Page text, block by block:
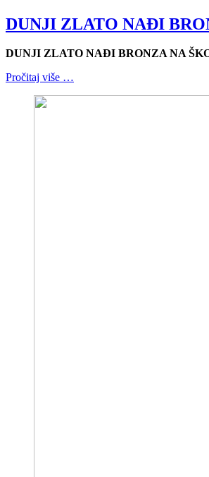
DUNJI ZLATO NAĐI
DUNJI ZLATO NAĐI BRONZA NA
Pročitaj više …